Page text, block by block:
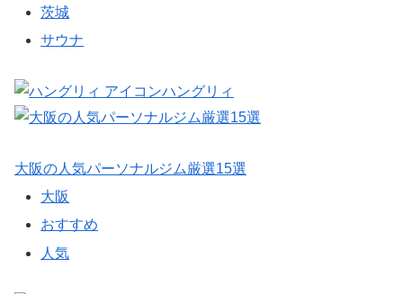
茨城
サウナ
ハングリィ
大阪の人気パーソナルジム厳選15選
大阪
おすすめ
人気